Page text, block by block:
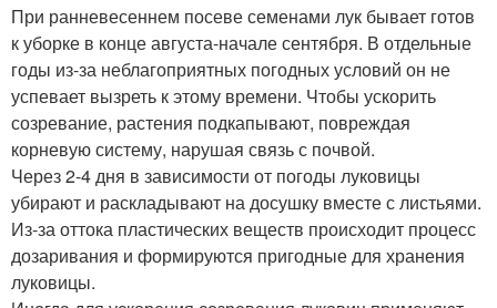
При ранневесеннем посеве семенами лук бывает готов
к уборке в конце августа-начале сентября. В отдельные
годы из-за неблагоприятных погодных условий он не
успевает вызреть к этому времени. Чтобы ускорить
созревание, растения подкапывают, повреждая
корневую систему, нарушая связь с почвой.
Через 2-4 дня в зависимости от погоды луковицы
убирают и раскладывают на досушку вместе с листьями.
Из-за оттока пластических веществ происходит процесс
дозаривания и формируются пригодные для хранения
луковицы.